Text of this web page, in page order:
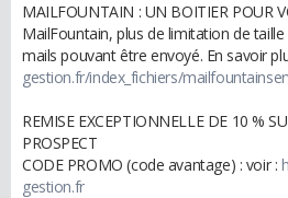
MAILFOUNTAIN : UN BOITIER POUR
MailFountain, plus de limitation de
mails pouvant être envoyé. En savoir
gestion.fr/index_fichiers/
REMISE EXCEPTIONNELLE DE 10 %
PROSPECT
CODE PROMO (code avantage) : voir :
gestion.fr